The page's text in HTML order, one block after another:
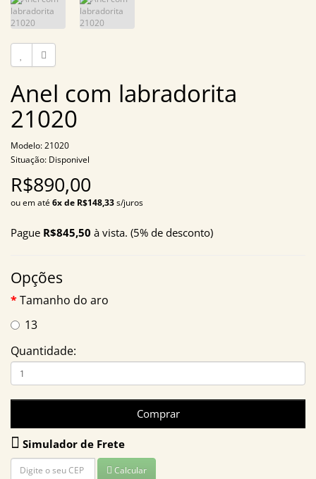
Anel com labradorita
21020
Modelo: 21020
Situação: Disponivel
R$890,00
ou em até6x de R$148,33s/juros
Pague R$845,50 à vista. (5% de desconto)
Opções
Tamanho do aro
13
Quantidade:
Comprar
Simulador de Frete
Calcular